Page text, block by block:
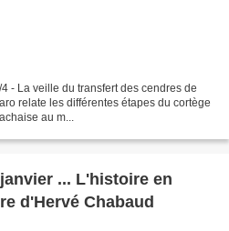
- La veille du transfert des cendres de
relate les différentes étapes du cortège
au m...
... L'histoire en
d'Hervé Chabaud